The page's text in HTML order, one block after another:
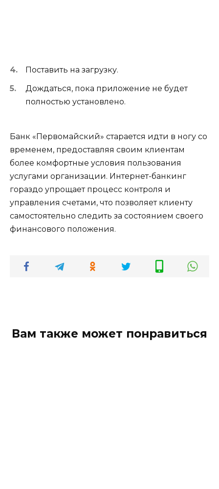
Поставить на загрузку.
Дождаться, пока приложение не будет
полностью установлено.
Банк «Первомайский» старается идти в ногу со
временем, предоставляя своим клиентам
более комфортные условия пользования
услугами организации. Интернет-банкинг
гораздо упрощает процесс контроля и
управления счетами, что позволяет клиенту
самостоятельно следить за состоянием своего
финансового положения.
Вам также может понравиться